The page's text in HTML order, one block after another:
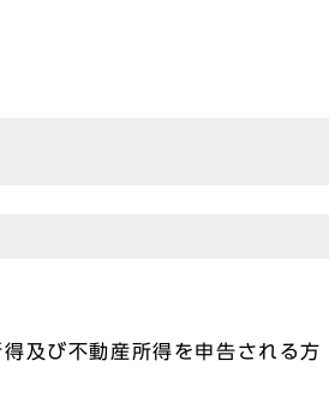
及び不動産所得を申告される方